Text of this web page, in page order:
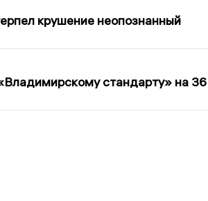
крушение неопознанный
стандарту» на 36